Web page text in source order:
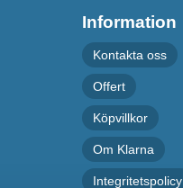
Information
Kontakta oss
Offert
Köpvillkor
Om Klarna
Integritetspolicy